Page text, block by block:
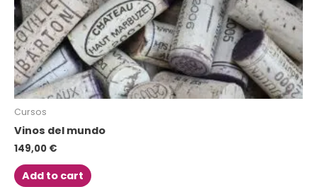
Cursos
Vinos del mundo
149,00 €
Add to cart